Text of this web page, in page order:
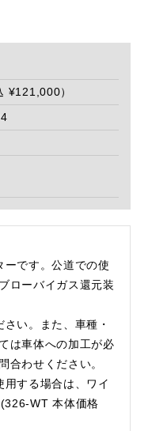
¥121,000）
です。公道での使
ローバイガス還元装
い。また、車種・
は車体への加工が必
合わせください。
する場合は、ワイ
WT 本体価格